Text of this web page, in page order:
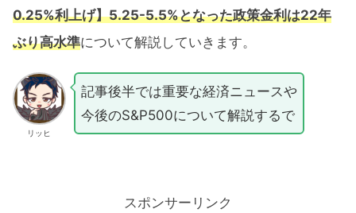
0.25%利上げ】5.25-5.5%となった政策金利は22年
ぶり高水準について解説していきます。
リッヒ
記事後半では重要な経済ニュースや
今後のS&P500について解説するで
スポンサーリンク